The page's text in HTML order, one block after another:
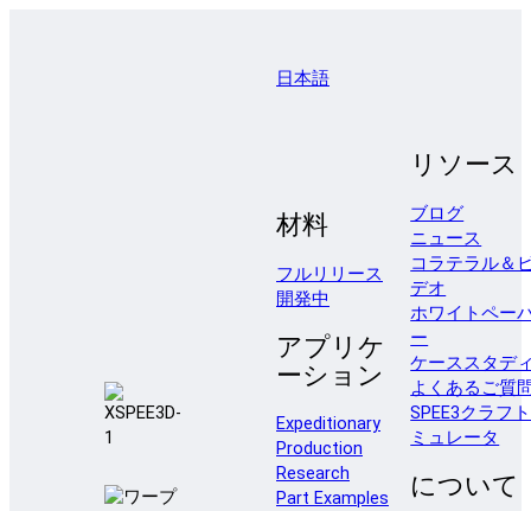
日本語
材料
フルリリース
開発中
アプリケ
ーション
Expeditionary
Production
Research
Part Examples
リソース
ブログ
ニュース
コラテラル＆
デオ
ホワイトペー
ー
ケーススタデ
よくあるご質
SPEE3クラフ
ミュレータ
について